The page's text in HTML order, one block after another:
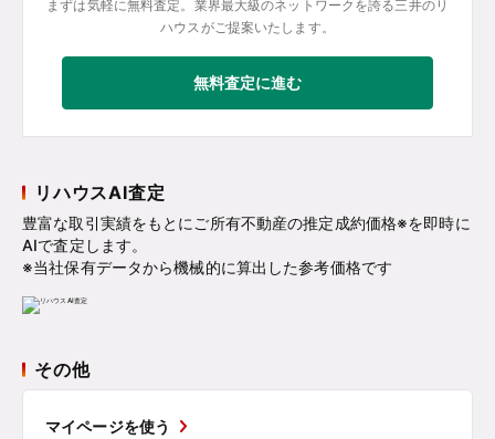
まずは気軽に無料査定。業界最大級のネットワークを誇る三井のリ
ハウスがご提案いたします。
無料査定に進む
リハウスAI査定
豊富な取引実績をもとにご所有不動産の推定成約価格※を即時に
AIで査定します。
※当社保有データから機械的に算出した参考価格です
その他
マイページを使う